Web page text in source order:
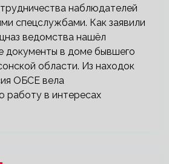
наблюдателей
спецслужбами. Как заявили
ведомства нашёл
документы в доме бывшего
области. Из находок
ОБСЕ вела
работу в интересах